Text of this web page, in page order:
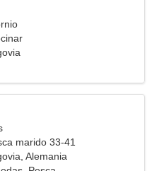
marido 33-41
Alemania